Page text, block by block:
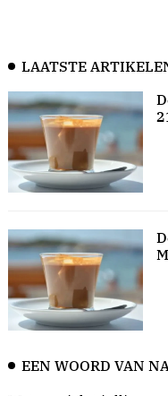
LAATSTE
EEN WOORD VAN